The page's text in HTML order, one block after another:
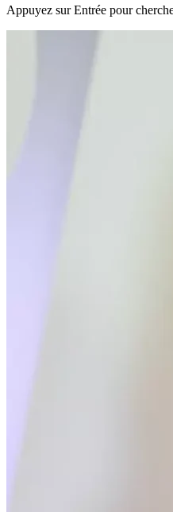
Appuyez sur Entrée pour